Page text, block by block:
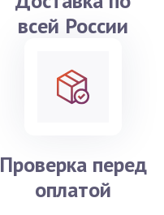
всей России
Проверка перед
оплатой